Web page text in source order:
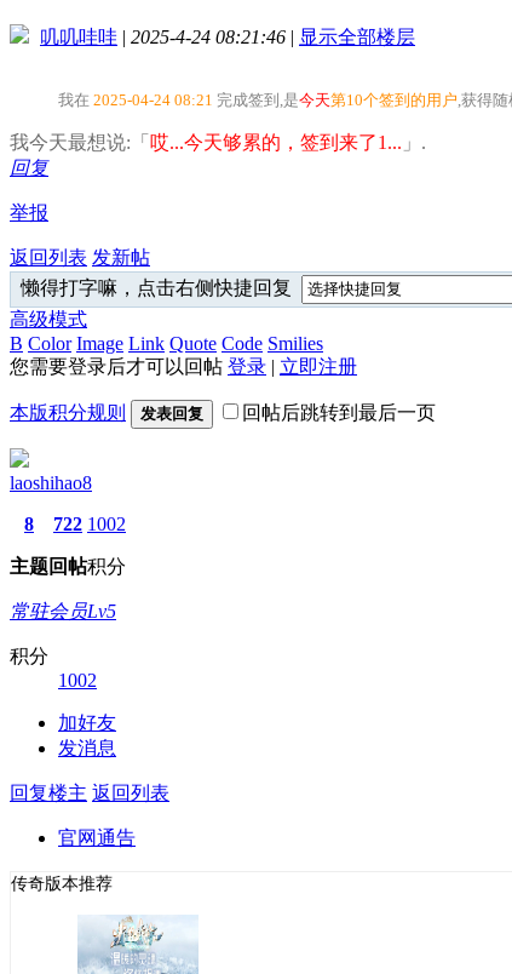
叽叽哇哇 | 2025-4-24 08:21:46 | 显示全部楼层
我在 2025-04-24 08:21 完成签到,是今天第10个签到的用户 ,获得
我今天最想说:「 哎...今天够累的，签到来了1... 」.
回复
举报
返回列表 发新帖
懒得打字嘛，点击右侧快捷回复
高级模式
B Color Image Link Quote Code Smilies
您需要登录后才可以回帖 登录 | 立即注册
本版积分规则 发表回复 回帖后跳转到最后一页
laoshihao8
8
主题
722
回帖
1002
积分
常驻会员Lv5
积分
1002
加好友
发消息
回复楼主 返回列表
官网通告
传奇版本推荐